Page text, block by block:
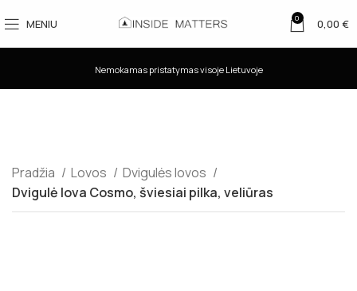
MENIU 0 0,00 €
Nemokamas pristatymas visoje Lietuvoje
Pradžia Lovos
Dvigulės lovos
Dvigulė lova Cosmo, šviesiai pilka, veliūras